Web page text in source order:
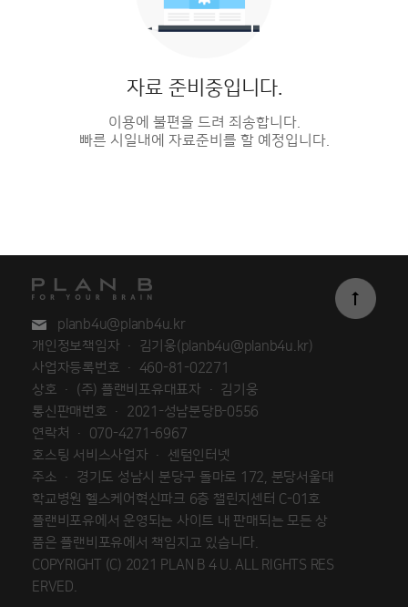
자료 준비중입니다.
이용에 불편을 드려 죄송합니다.
빠른 시일내에 자료준비를 할 예정입니다.
planb4u@planb4u.kr
개인정보책임자 · 김기웅(planb4u@planb4u.kr)
사업자등록번호 · 460-81-02271
상호 · (주) 플랜비포유대표자 · 김기웅
통신판매번호 · 2021-성남분당B-0556
연락처 · 070-4271-6967
호스팅 서비스사업자 · 센텀인터넷
주소 · 경기도 성남시 분당구 돌마로 172, 분당서울대
학교병원 헬스케어혁신파크 6층 챌린지센터 C-01호
플랜비포유에서 운영되는 사이트 내 판매되는 모든 상
품은 플랜비포유에서 책임지고 있습니다.
COPYRIGHT (C) 2021 PLAN B 4 U. ALL RIGHTS RES
ERVED.
top